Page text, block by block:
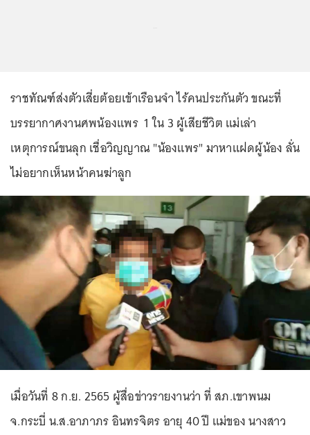
ราชทัณฑ์ส่งตัวเสี่ยต้อยเข้าเรือนจำ ไร้คนประกันตัว ขณะที่
บรรยากาศงานศพน้องแพร 1 ใน 3 ผู้เสียชีวิต แม่เล่า
เหตุการณ์ขนลุก เชื่อวิญญาณ "น้องแพร" มาหาแฝดผู้น้อง ลั่น
ไม่อยากเห็นหน้าคนฆ่าลูก
เมื่อวันที่ 8 ก.ย. 2565 ผู้สื่อข่าวรายงานว่า ที่ สภ.เขาพนม
จ.กระบี่ น.ส.อาภาภร อินทรจิตร อายุ 40 ปี แม่ของ นางสาว